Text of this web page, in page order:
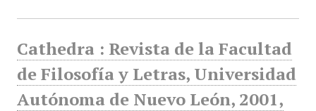
Cathedra : Revista de la Facultad
de Filosofía y Letras, Universidad
Autónoma de Nuevo León, 2001,